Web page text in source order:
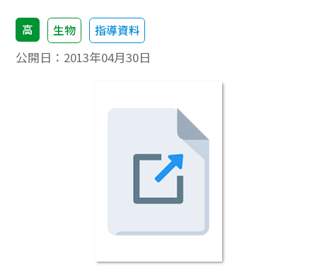
高 生物 指導資料
公開日： 2013年04月30日